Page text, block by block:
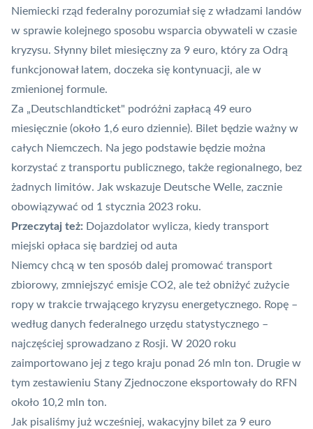
Niemiecki rząd federalny porozumiał się z władzami landów
w sprawie kolejnego sposobu wsparcia obywateli w czasie
kryzysu. Słynny bilet miesięczny za 9 euro, który za Odrą
funkcjonował latem, doczeka się kontynuacji, ale w
zmienionej formule.
Za „Deutschlandticket" podróżni zapłacą 49 euro
miesięcznie (około 1,6 euro dziennie). Bilet będzie ważny w
całych Niemczech. Na jego podstawie będzie można
korzystać z transportu publicznego, także regionalnego, bez
żadnych limitów. Jak wskazuje Deutsche Welle, zacznie
obowiązywać od 1 stycznia 2023 roku.
Przeczytaj też: Dojazdolator wylicza, kiedy transport
miejski opłaca się bardziej od auta
Niemcy chcą w ten sposób dalej promować transport
zbiorowy, zmniejszyć emisje CO2, ale też obniżyć zużycie
ropy w trakcie trwającego kryzysu energetycznego. Ropę –
według danych federalnego urzędu statystycznego –
najczęściej sprowadzano z Rosji. W 2020 roku
zaimportowano jej z tego kraju ponad 26 mln ton. Drugie w
tym zestawieniu Stany Zjednoczone eksportowały do RFN
około 10,2 mln ton.
Jak pisaliśmy już wcześniej, wakacyjny bilet za 9 euro